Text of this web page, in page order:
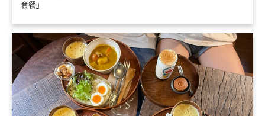
套餐」